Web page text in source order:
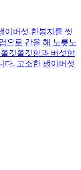
이버섯 한봉지를 씻
으로 간을 해 노릇노
깃쫄깃함과 버섯향
다. 고소한 팽이버섯